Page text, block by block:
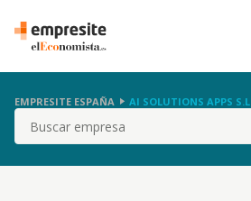
EMPRESITE ESPAÑA AI SOLUTIONS APPS S.L.
Buscar